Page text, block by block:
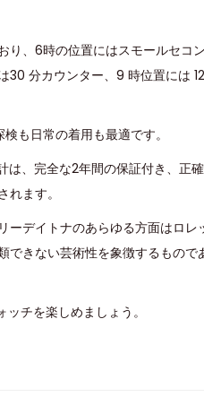
、6時の位置にはスモールセコ
分カウンター、9 時位置には
も日常の着用も最適です。
、完全な2年間の保証付き、正
ます。
デイトナのあらゆる方面はロレ
きない芸術性を象徴するもので
チを楽しめましょう。